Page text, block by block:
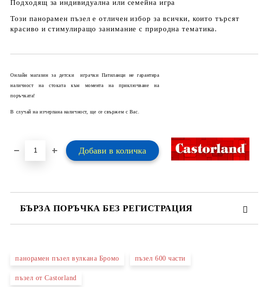
Подходящ за индивидуална или семейна игра
Този панорамен пъзел е отличен избор за всички, които търсят
красиво и стимулиращо занимание с природна тематика.
Онлайн магазин за детски играчки Патиланци не гарантира
наличност на стоката към момента на приключване на
поръчката!
В случай на изчерпана наличност, ще се свържем с Вас.
БЪРЗА ПОРЪЧКА БЕЗ РЕГИСТРАЦИЯ
Ние ще се свържем с вас в рамките на работния ден.
панорамен пъзел вулкана Бромо пъзел 600 части
пъзел от Castorland